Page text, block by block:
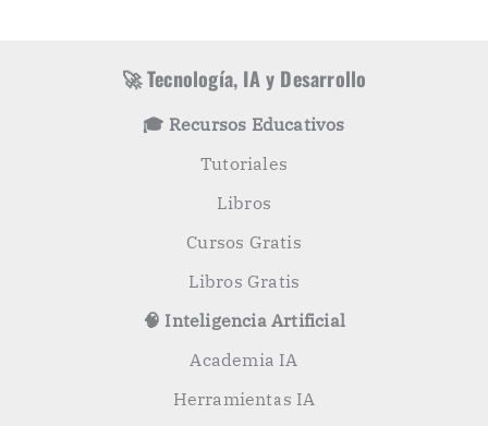
🚀 Tecnología, IA y Desarrollo
🎓 Recursos Educativos
Tutoriales
Libros
Cursos Gratis
Libros Gratis
🧠 Inteligencia Artificial
Academia IA
Herramientas IA